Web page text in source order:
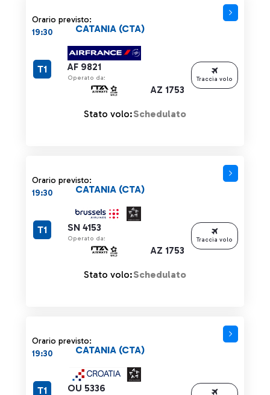
Orario previsto:
19:30
AF 9821
Operato da:
AZ 1753
CATANIA (CTA)
T1
Stato volo:Schedulato
Traccia volo
Orario previsto:
19:30
SN 4153
Operato da:
AZ 1753
CATANIA (CTA)
T1
Stato volo:Schedulato
Traccia volo
Orario previsto:
19:30
OU 5336
CATANIA (CTA)
T1